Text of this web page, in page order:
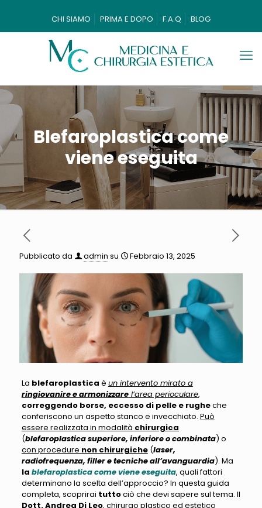
CHI SIAMO PRIMA E DOPO F.A.Q BLOG
Blefaroplastica come
viene eseguita
Pubblicato da admin su Febbraio 13, 2025
La blefaroplastica è un intervento mirato a
ringiovanire e armonizzarel’area perioculare,
correggendo borse, eccesso di pelle e rugheche
conferiscono un aspetto stanco e invecchiato. Può
essere realizzata in modalità chirurgica
(blefaroplastica superiore, inferiore o combinata) o
con procedure non chirurgiche(laser,
radiofrequenza, filler e tecniche all’avanguardia). Ma
la blefaroplastica come viene eseguita, quali fattori
determinano la scelta dell’approccio? In questa guida
completa, scoprirai tuttociò che devi sapere sul tema. Il
Dott. Andrea Di Leo, chirurgo plastico ed estetico